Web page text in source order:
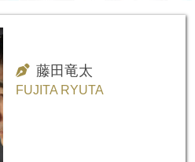
藤田竜太
FUJITA RYUTA